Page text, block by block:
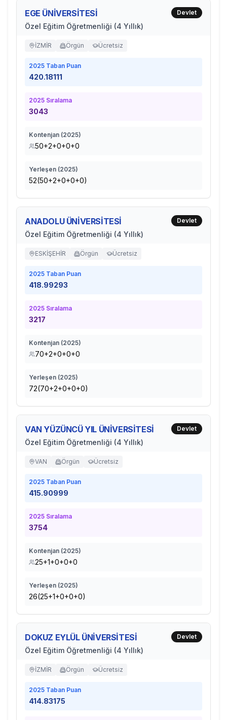
EGE ÜNİVERSİTESİ
Özel Eğitim Öğretmenliği (4 Yıllık)
Devlet
İZMİR Örgün Ücretsiz
2025 Taban Puan
420.18111
2025 Sıralama
3043
Kontenjan (2025)
50+2+0+0+0
Yerleşen (2025)
52(50+2+0+0+0)
ANADOLU ÜNİVERSİTESİ
Özel Eğitim Öğretmenliği (4 Yıllık)
Devlet
ESKİŞEHİR Örgün Ücretsiz
2025 Taban Puan
418.99293
2025 Sıralama
3217
Kontenjan (2025)
70+2+0+0+0
Yerleşen (2025)
72(70+2+0+0+0)
VAN YÜZÜNCÜ YIL ÜNİVERSİTESİ
Özel Eğitim Öğretmenliği (4 Yıllık)
Devlet
VAN Örgün Ücretsiz
2025 Taban Puan
415.90999
2025 Sıralama
3754
Kontenjan (2025)
25+1+0+0+0
Yerleşen (2025)
26(25+1+0+0+0)
DOKUZ EYLÜL ÜNİVERSİTESİ
Özel Eğitim Öğretmenliği (4 Yıllık)
Devlet
İZMİR Örgün Ücretsiz
2025 Taban Puan
414.83175